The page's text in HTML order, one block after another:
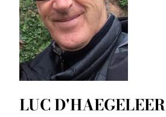
LUC D'HAEGELEER